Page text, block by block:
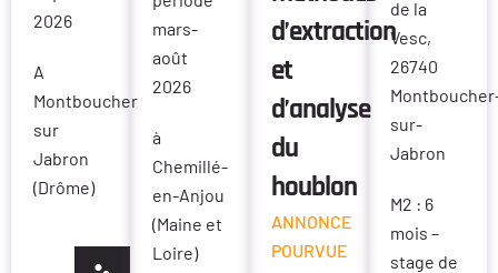
2026
A
Montboucher
sur
Jabron
(Drôme)
mars-
août
2026
à
Chemillé-
en-Anjou
(Maine et
Loire)
d’extraction
et
d’analyse
du
houblon
ANNONCE
POURVUE
de la
Vesc,
26740
sur-
Jabron
M2 : 6
mois –
stage de